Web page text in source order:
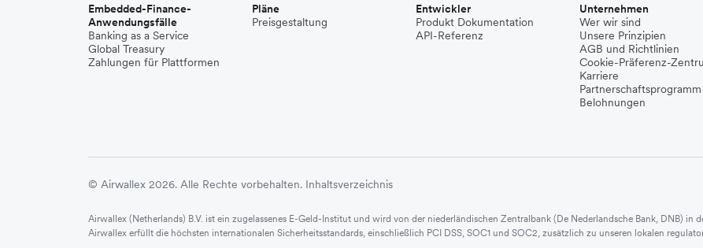
Embedded-Finance-
Anwendungsfälle
Banking as a Service
Global Treasury
Zahlungen für Plattformen
Pläne
Preisgestaltung
Entwickler
Produkt Dokumentation
API-Referenz
Unternehmen
Wer wir sind
Unsere Prinzipien
AGB und Richtlinien
Cookie-Präferenz-
Karriere
Partnerschaftsprogramm
Belohnungen
© Airwallex 2026. Alle Rechte vorbehalten. Inhaltsverzeichnis
Airwallex (Netherlands) B.V. ist ein zugelassenes E-Geld-Institut und wird von der niederländischen Zentralbank (De Nederlandsche Bank, DNB) in
Airwallex erfüllt die höchsten internationalen Sicherheitsstandards, einschließlich PCI DSS, SOC1 und SOC2, zusätzlich zu unseren lokalen